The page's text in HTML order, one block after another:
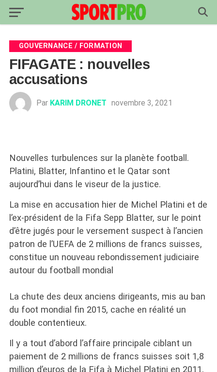
GOUVERNANCE / FORMATION
FIFAGATE : nouvelles
accusations
Par KARIM DRONET novembre 3, 2021
Nouvelles turbulences sur la planète football.
Platini, Blatter, Infantino et le Qatar sont
aujourd’hui dans le viseur de la justice.
La mise en accusation hier de Michel Platini et de
l’ex-président de la Fifa Sepp Blatter, sur le point
d’être jugés pour le versement suspect à l’ancien
patron de l’UEFA de 2 millions de francs suisses,
constitue un nouveau rebondissement judiciaire
autour du football mondial
La chute des deux anciens dirigeants, mis au ban
du foot mondial fin 2015, cache en réalité un
double contentieux.
Il y a tout d’abord l’affaire principale ciblant un
paiement de 2 millions de francs suisses soit 1,8
million d’euros de la Fifa à Michel Platini en 2011,